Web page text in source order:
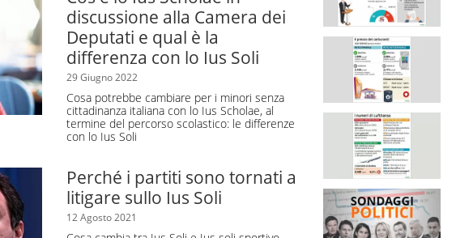
sono gli Stati Uniti d’America. Una delle critiche
muovono a tale dottrina è che ogni anno
da ogni angolo del mondo a tentare un
di partorire un figlio sul suolo americano. Questo
ad essi correlati, oltre che aumentare il
se ha frequentato determinati percorsi di studio.
il criterio dell’istruzione per integrare migliaia
discussione alla Camera dei
Deputati e qual è la
differenza con lo Ius Soli
29 Giugno 2022
Cosa potrebbe cambiare per i minori senza
cittadinanza italiana con lo Ius Scholae, al
termine del percorso scolastico: le differenze
con lo Ius Soli
Perché i partiti sono tornati a
litigare sullo Ius Soli
12 Agosto 2021